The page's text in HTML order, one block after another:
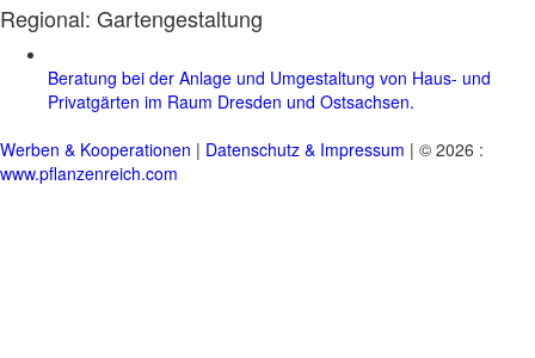
Regional: Gartengestaltung
Beratung bei der Anlage und Umgestaltung von Haus- und
Privatgärten im Raum Dresden und Ostsachsen.
Werben & Kooperationen | Datenschutz & Impressum | © 2026 :
www.pflanzenreich.com